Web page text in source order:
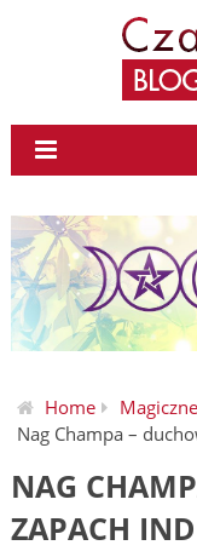
Home
Nag Champa –
NAG
ZAPACH